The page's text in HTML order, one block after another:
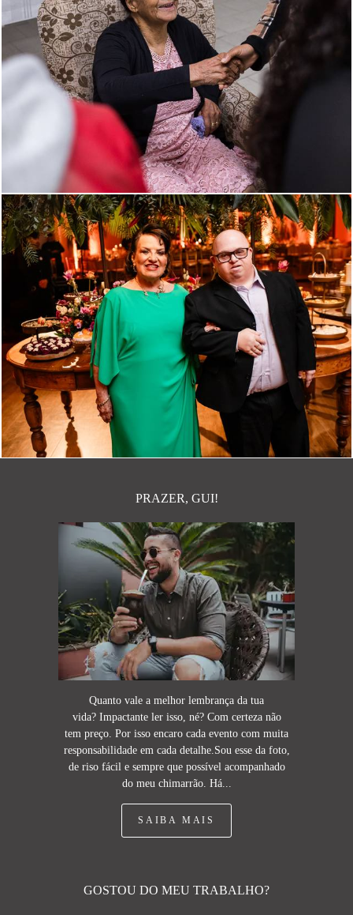
1147 19
611
PRAZER, GUI!
Quanto vale a melhor lembrança da tua
vida? Impactante ler isso, né? Com certeza não
tem preço. Por isso encaro cada evento com muita
responsabilidade em cada detalhe.Sou esse da foto,
de riso fácil e sempre que possível acompanhado
do meu chimarrão. Há...
SAIBA MAIS
GOSTOU DO MEU TRABALHO?